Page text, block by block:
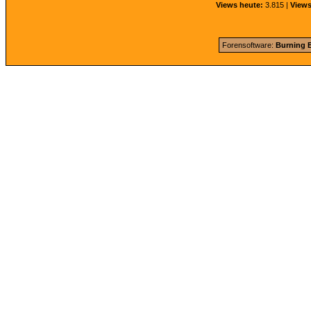
Views heute: 3.815 |
Forensoftware: Burning